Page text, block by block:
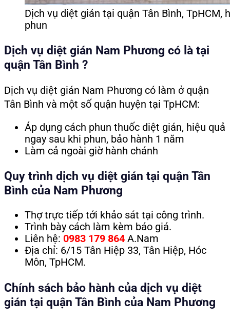
Dịch vụ diệt gián tại quận Tân Bình, TpHCM,
phun
Dịch vụ diệt gián Nam Phương có là tại
quận Tân Bình ?
Dịch vụ diệt gián Nam Phương có làm ở quận
Tân Bình và một số quận huyện tại TpHCM:
Áp dụng cách phun thuốc diệt gián, hiệu quả
ngay sau khi phun, bảo hành 1 năm
Làm cả ngoài giờ hành chánh
Quy trình dịch vụ diệt gián tại quận Tân
Bình của Nam Phương
Thợ trực tiếp tới khảo sát tại công trình.
Trình bày cách làm kèm báo giá.
Liên hệ: 0983 179 864 A.Nam
Địa chỉ: 6/15 Tân Hiệp 33, Tân Hiệp, Hóc
Môn, TpHCM.
Chính sách bảo hành của dịch vụ diệt
gián tại quận Tân Bình của Nam Phương